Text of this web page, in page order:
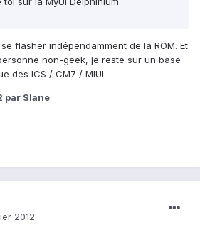
flasher indépendamment de la ROM. Et
non-geek, je reste sur un base
des ICS / CM7 / MIUI.
par Slane
2012